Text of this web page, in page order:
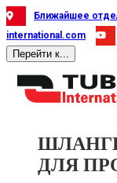
Skip
to
content
Ближайшее
international.com
Перейти к...
ДЛЯ